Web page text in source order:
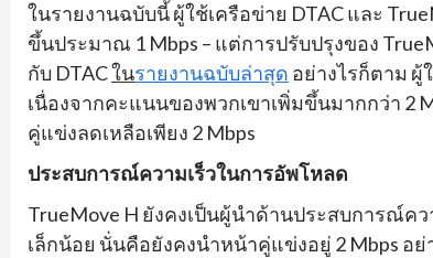
ในรายงานฉบับนี้ ผู้ใช้เครือข่าย DTAC และ
ขึ้นประมาณ 1 Mbps – แต่การปรับปรุงของ
กับ DTACในรายงานฉบับล่าสุด อย่างไรก็ตาม ผู้
เนื่องจากคะแนนของพวกเขาเพิ่มขึ้นมากกว่า 2
คู่แข่งลดเหลือเพียง 2 Mbps
ประสบการณ์ความเร็วในการอัพโหลด
TrueMove H ยังคงเป็นผู้นำด้านประสบการณ์ค
เล็กน้อย นั่นคือยังคงนำหน้าคู่แข่งอยู่ 2 Mbps อ